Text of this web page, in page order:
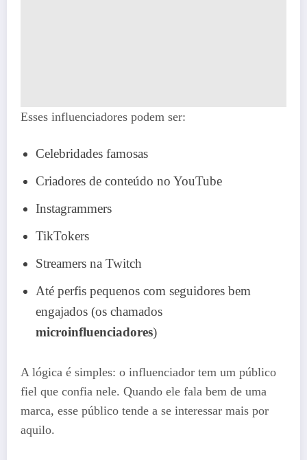
Esses influenciadores podem ser:
Celebridades famosas
Criadores de conteúdo no YouTube
Instagrammers
TikTokers
Streamers na Twitch
Até perfis pequenos com seguidores bem
engajados (os chamados
microinfluenciadores)
A lógica é simples: o influenciador tem um público
fiel que confia nele. Quando ele fala bem de uma
marca, esse público tende a se interessar mais por
aquilo.